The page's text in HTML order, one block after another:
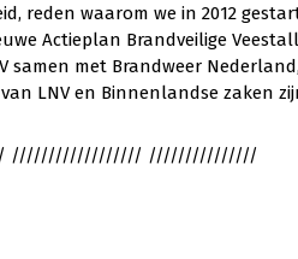
reden waarom we in 2012
Actieplan Brandveilige
samen met Brandweer
LNV en Binnenlandse zaken
////////////////// ///////////////